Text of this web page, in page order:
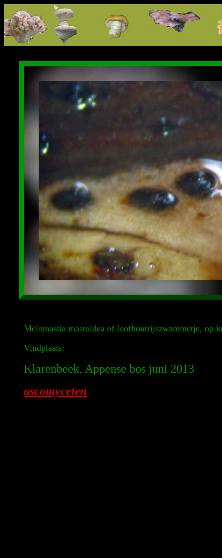
Melomastia mastoidea of loofhoutrijszwammetje, op
Vindplaats:
Klarenbeek, Appense bos juni 2013
ascomyceten